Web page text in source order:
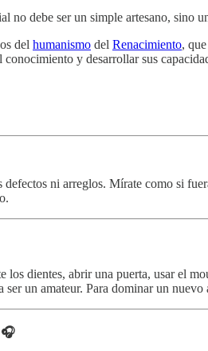
no debe ser un simple artesano, sino
del humanismo del Renacimiento,
conocimiento y desarrollar sus
ni arreglos. Mírate como si
los dientes, abrir una puerta, usar el
un amateur. Para dominar un
🎧